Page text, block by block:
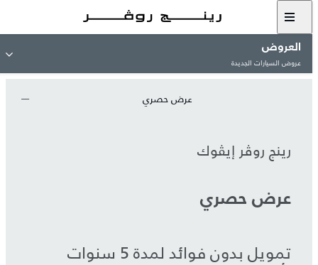
العروض
عروض السيارات الجديدة
عرض حصري
رينج روڤر إيڤوك
عرض حصري
تمويل بدون فوائد لمدة 5 سنوات